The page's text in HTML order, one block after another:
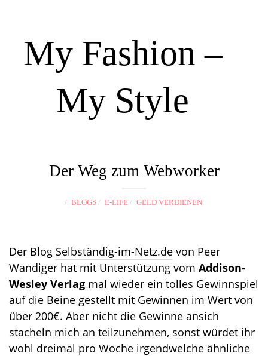
My Fashion –
My Style
t
i
o
n
Der Weg zum Webworker
BLOGS E-LIFE GELD VERDIENEN
Der Blog Selbständig-im-Netz.de von Peer
Wandiger hat mit Unterstützung vom Addison-
Wesley Verlag mal wieder ein tolles Gewinnspiel
auf die Beine gestellt mit Gewinnen im Wert von
über 200€. Aber nicht die Gewinne ansich
stacheln mich an teilzunehmen, sonst würdet ihr
wohl dreimal pro Woche irgendwelche ähnliche